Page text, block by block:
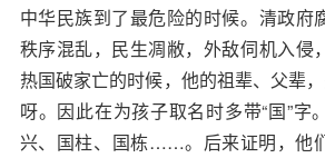
中华民族到了最危险的时候。清政府
秩序混乱，民生凋敝，外敌伺机入侵
热国破家亡的时候，他的祖辈、父辈
呀。因此在为孩子取名时多带“国”字
兴、国柱、国栋……。后来证明，他